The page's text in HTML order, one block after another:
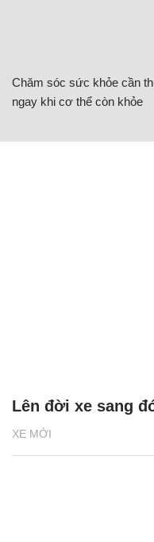
Chăm sóc sức khỏe cần
ngay khi cơ thể còn khỏe
XE MỚI
Lên đời xe sang